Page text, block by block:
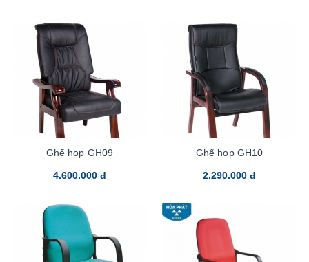
Ghế họp GH09
4.600.000 đ
Ghế họp GH10
2.290.000 đ